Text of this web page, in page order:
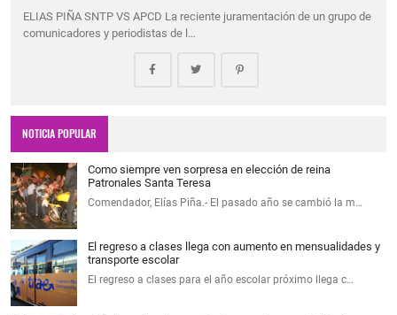
ELIAS PIÑA SNTP VS APCD La reciente juramentación de un grupo de
comunicadores y periodistas de l…
NOTICIA POPULAR
Como siempre ven sorpresa en elección de reina
Patronales Santa Teresa
Comendador, Elías Piña.- El pasado año se cambió la m…
El regreso a clases llega con aumento en mensualidades y
transporte escolar
El regreso a clases para el año escolar próximo llega c…